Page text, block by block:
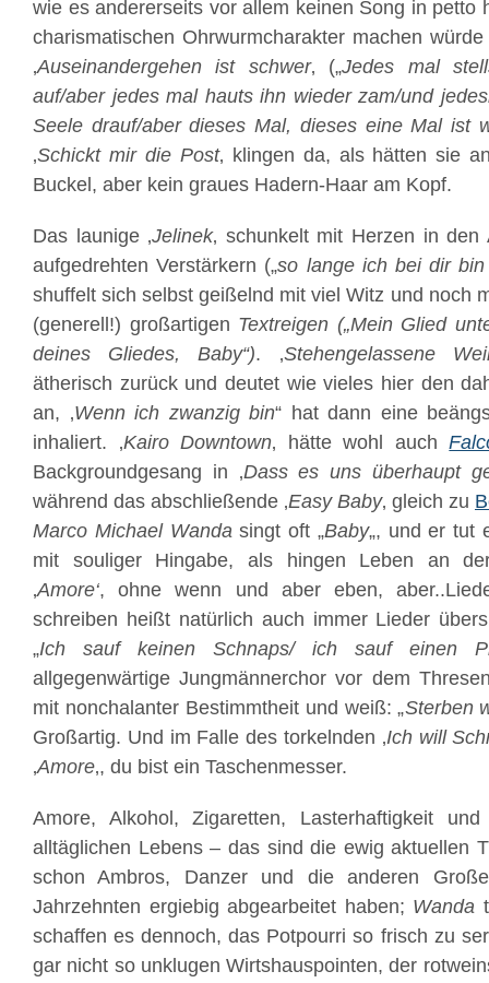
wie es andererseits vor allem keinen Song in petto
charismatischen Ohrwurmcharakter machen
‚Auseinandergehen ist schwer‚ („Jedes mal
auf/aber jedes mal hauts ihn wieder zam/und
Seele drauf/aber dieses Mal, dieses eine Mal ist
‚Schickt mir die Post‚ klingen da, als hätten sie
Buckel, aber kein graues Hadern-Haar am Kopf.
Das launige ‚Jelinek‚ schunkelt mit Herzen in den
aufgedrehten Verstärkern („so lange ich bei dir
shuffelt sich selbst geißelnd mit viel Witz und noch
(generell!) großartigen Textreigen („Mein Glied
deines Gliedes, Baby“). ‚Stehengelassene
ätherisch zurück und deutet wie vieles hier den
an, ‚Wenn ich zwanzig bin“ hat dann eine
inhaliert. ‚Kairo Downtown‚ hätte wohl auch
Backgroundgesang in ‚Dass es uns überhaupt
während das abschließende ‚Easy Baby‚ gleich zu
Marco Michael Wandasingt oft „Baby„, und er tut
mit souliger Hingabe, als hingen Leben an der
‚Amore‘, ohne wenn und aber eben,
schreiben heißt natürlich auch immer Lieder
„Ich sauf keinen Schnaps/ ich sauf einen
allgegenwärtige Jungmännerchor vor dem
mit nonchalanter Bestimmtheit und weiß: „Sterben
Großartig. Und im Falle des torkelnden ‚Ich will
‚Amore‚, du bist ein Taschenmesser.
Amore, Alkohol, Zigaretten, Lasterhaftigkeit
alltäglichen Lebens – das sind die ewig aktuellen
schon Ambros, Danzer und die anderen
Jahrzehnten ergiebig abgearbeitet haben; Wanda
schaffen es dennoch, das Potpourri so frisch zu
gar nicht so unklugen Wirtshauspointen, der